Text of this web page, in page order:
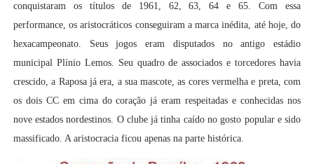
conquistaram os títulos de 1961, 62, 63, 64 e 65. Com essa
performance, os aristocráticos conseguiram a marca inédita, até hoje, do
hexacampeonato. Seus jogos eram disputados no antigo estádio
municipal Plínio Lemos. Seu quadro de associados e torcedores havia
crescido, a Raposa já era, a sua mascote, as cores vermelha e preta, com
os dois CC em cima do coração já eram respeitadas e conhecidas nos
nove estados nordestinos. O clube já tinha caído no gosto popular e sido
massificado. A aristocracia ficou apenas na parte histórica.